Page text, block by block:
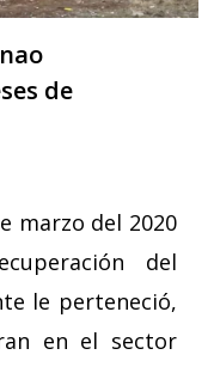
de
marzo del 2020
del
le perteneció,
en el sector